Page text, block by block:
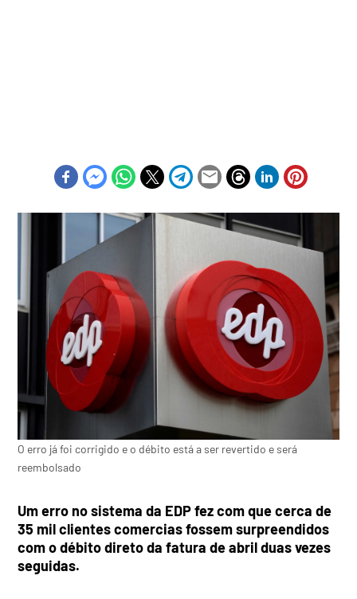
O erro já foi corrigido e o débito está a ser revertido e será
reembolsado
Um erro no sistema da EDP fez com que cerca de
35 mil clientes comercias fossem surpreendidos
com o débito direto da fatura de abril duas vezes
seguidas.